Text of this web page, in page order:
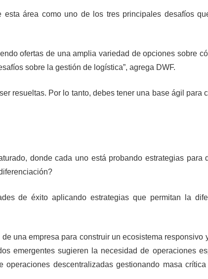
área como uno de los tres principales desafíos
ofertas de una amplia variedad de opciones sobre
sobre la gestión de logística”, agrega DWF.
resueltas. Por lo tanto, debes tener una base ágil para
donde cada uno está probando estrategias para
de éxito aplicando estrategias que permitan la
una empresa para construir un ecosistema responsivo
emergentes sugieren la necesidad de operaciones
descentralizadas gestionando masa